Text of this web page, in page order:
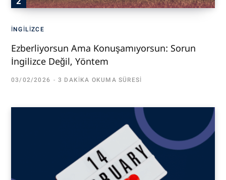
İNGILIZCE
Ezberliyorsun Ama Konuşamıyorsun: Sorun
İngilizce Değil, Yöntem
03/02/2026 3 DAKIKA OKUMA SÜRESI